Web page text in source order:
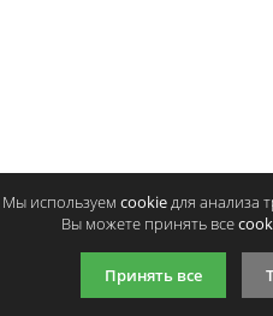
Мы используем cookie для анализа
Вы можете принять все
Принять все